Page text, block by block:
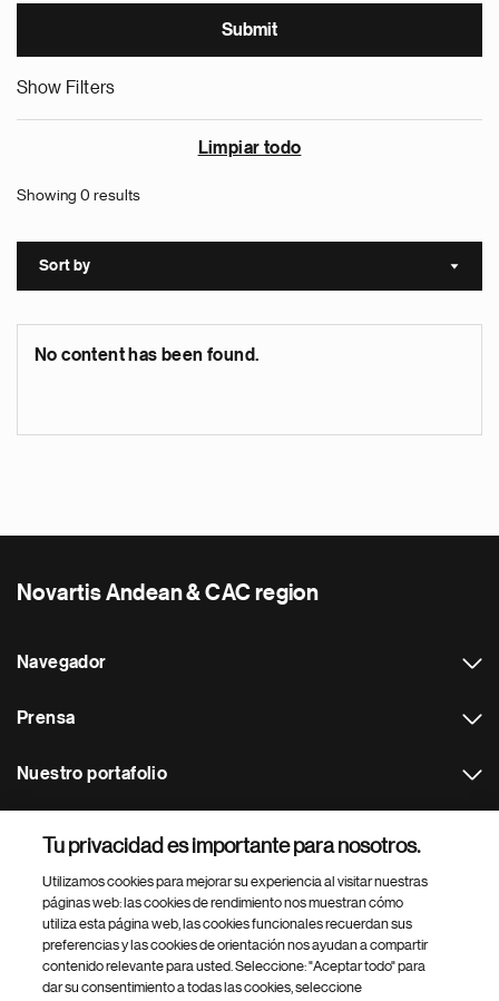
Show Filters
Limpiar todo
Showing 0 results
Sort by Sort
No content has been found.
Novartis Andean & CAC region
Navegador
Prensa
Nuestro portafolio
Footer Site Search
Tu privacidad es importante para nosotros.
Utilizamos cookies para mejorar su experiencia al visitar nuestras
páginas web: las cookies de rendimiento nos muestran cómo
utiliza esta página web, las cookies funcionales recuerdan sus
preferencias y las cookies de orientación nos ayudan a compartir
contenido relevante para usted. Seleccione: "Aceptar todo" para
dar su consentimiento a todas las cookies, seleccione